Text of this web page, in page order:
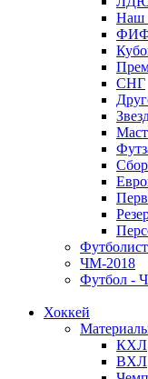
Наш
СНГ
ЧМ-2018
Футбол -
Хоккей
КХЛ
ВХЛ